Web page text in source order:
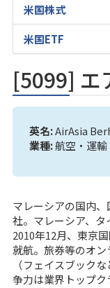
米国株式
米国ETF
[5099] エ
英名:AirAsia
業種:航空・運輸
マレーシアの国内
社。マレーシア、タ
2010年12月、東京
就航。旅券等のオ
（フェイスブック
争力は業界トップク